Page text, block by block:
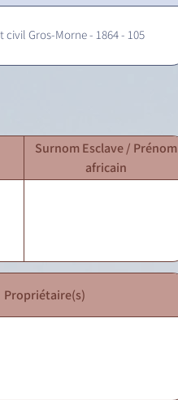
civil Gros-Morne - 1864 - 105
Surnom Esclave / Prénom
africain
Propriétaire(s)